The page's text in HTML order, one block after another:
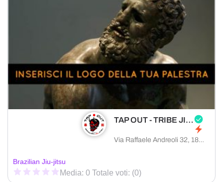
TAP OUT - TRIBE JIU JITSU IMPERIA
Via Raffaele Andreoli 32, 18100 Imperia provincia di Imperia, Italia
Brazilian Jiu-jitsu
Media: 0 Totale voti: (0)